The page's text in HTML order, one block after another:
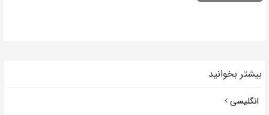
بیشتر بخوانید
انگلیسی